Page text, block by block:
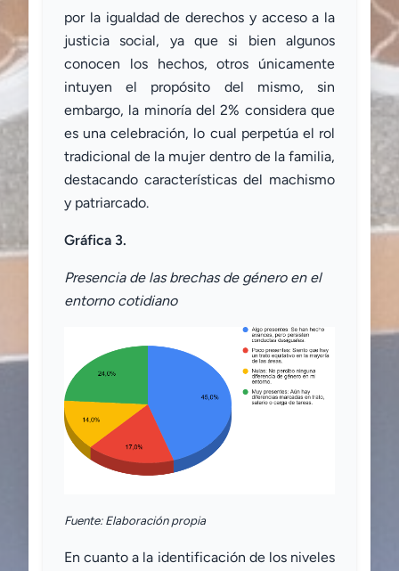
por la igualdad de derechos y acceso a la
justicia social, ya que si bien algunos
conocen los hechos, otros únicamente
intuyen el propósito del mismo, sin
embargo, la minoría del 2% considera que
es una celebración, lo cual perpetúa el rol
tradicional de la mujer dentro de la familia,
destacando características del machismo
y patriarcado.
Gráfica 3.
Presencia de las brechas de género en el
entorno cotidiano
Fuente: Elaboración propia
En cuanto a la identificación de los niveles